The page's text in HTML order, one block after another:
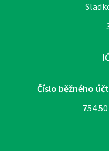
Číslo běžného
754